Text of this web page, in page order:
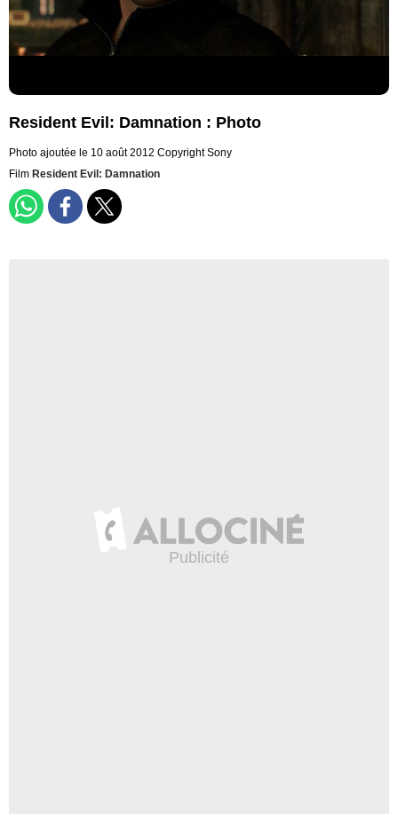
Resident Evil: Damnation : Photo
Photo ajoutée le 10 août 2012 Copyright Sony
Film Resident Evil: Damnation